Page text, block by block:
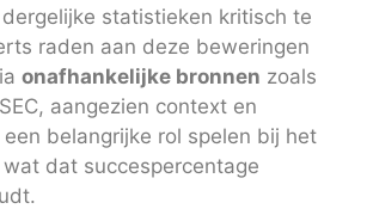
statistieken kritisch te
raden aan deze beweringen
onafhankelijke bronnen zoals
aangezien context en
belangrijke rol spelen bij het
dat succespercentage